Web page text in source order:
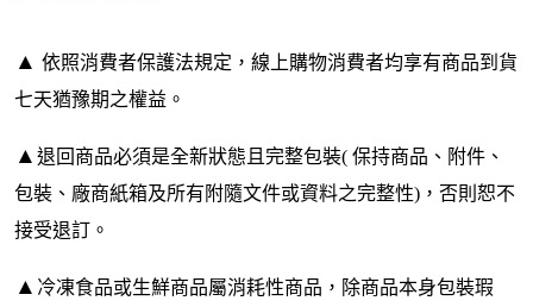
▲ 依照消費者保護法規定，線上購物消費者均享有商品到貨
七天猶豫期之權益。
▲ 退回商品必須是全新狀態且完整包裝( 保持商品、附件、
包裝、廠商紙箱及所有附隨文件或資料之完整性)，否則恕不
接受退訂。
▲ 冷凍食品或生鮮商品屬消耗性商品，除商品本身包裝瑕